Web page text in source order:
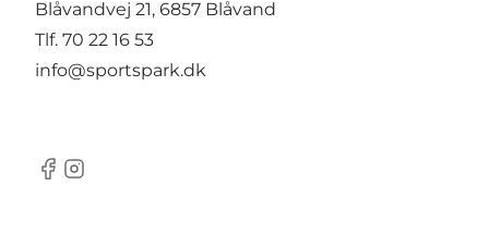
Blåvandvej 21, 6857 Blåvand
Tlf. 70 22 16 53
info@sportspark.dk
Facebook
Instagram